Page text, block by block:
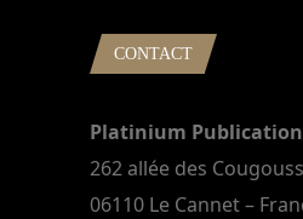
CONTACT
Platinium
262 allée des
06110 Le Cannet –